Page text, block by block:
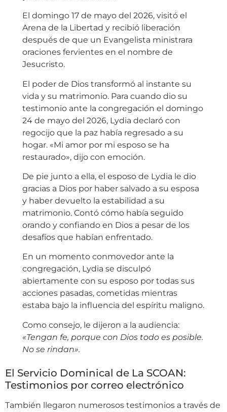
El domingo 17 de mayo del 2026, visitó el
Arena de la Libertad y recibió liberación
después de que un Evangelista ministrara
oraciones fervientes en el nombre de
Jesucristo.
El poder de Dios transformó al instante su
vida y su matrimonio. Para cuando dio su
testimonio ante la congregación el domingo
24 de mayo del 2026, Lydia declaró con
regocijo que la paz había regresado a su
hogar. «Mi amor por mi esposo se ha
restaurado», dijo con emoción.
De pie junto a ella, el esposo de Lydia le dio
gracias a Dios por haber salvado a su esposa
y haber devuelto la estabilidad a su
matrimonio. Contó cómo había seguido
orando y confiando en Dios a pesar de los
desafíos que habían enfrentado.
En un momento conmovedor ante la
congregación, Lydia se disculpó
abiertamente con su esposo por todas sus
acciones pasadas, cometidas mientras
estaba bajo la influencia del espíritu maligno.
Como consejo, le dijeron a la audiencia:
«Tengan fe, porque con Dios todo es posible.
No se rindan».
El Servicio Dominical de La SCOAN:
Testimonios por correo electrónico
También llegaron numerosos testimonios a través de